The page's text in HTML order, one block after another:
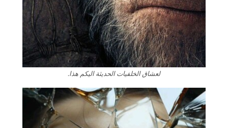
لعشاق الخلفيات الحديثة اليكم هذا.